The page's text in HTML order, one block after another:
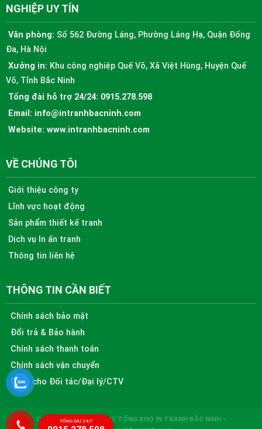
NGHIỆP UY TÍN
Văn phòng: Số 562 Đường Láng, Phường Láng Hạ, Quận Đống
Đa, Hà Nội
Xưởng in: Khu công nghiệp Quế Võ, Xã Việt Hùng, Huyện Quế
Võ, Tỉnh Bắc Ninh
Tổng đài hỗ trợ 24/24: 0915.278.598
Email: info@intranhbacninh.com
Website: www.intranhbacninh.com
VỀ CHÚNG TÔI
Giới thiệu công ty
Lĩnh vực hoạt động
Sản phẩm thiết kế tranh
Dịch vụ In ấn tranh
Thông tin liên hệ
THÔNG TIN CẦN BIẾT
Chính sách bảo mật
Đổi trả & Bảo hành
Chính sách thanh toán
Chính sách vận chuyển
Dành cho Đối tác/Đại lý/CTV
Copyright © 2010 - 2026 TỔNG KHO IN TRANH BẮC NINH -
TỔNG ĐÀI 24/7